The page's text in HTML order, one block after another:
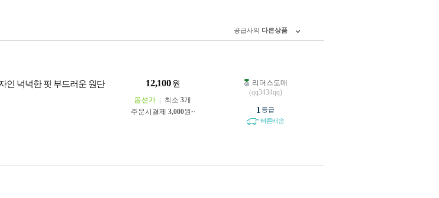
공급사의 다른상품
인 넉넉한 핏 부드러운 원단
12,100 원
옵션가 최소 3개
주문시결제 3,000원~
리더스도매
(qq3434qq)
1 등급
빠른배송